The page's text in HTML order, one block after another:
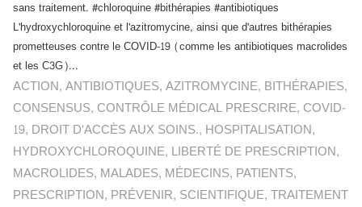
sans traitement. #chloroquine #bithérapies #antibiotiques
L'hydroxychloroquine et l'azitromycine, ainsi que d'autres bithérapies
prometteuses contre le COVID-19 (comme les antibiotiques macrolides
et les C3G)...
ACTION,ANTIBIOTIQUES,AZITROMYCINE, BITHÉRAPIES,
CONSENSUS, CONTRÔLE MÉDICAL PRESCRIRE, COVID-
19, DROIT D'ACCÈS AUX SOINS., HOSPITALISATION,
HYDROXYCHLOROQUINE, LIBERTÉ DE PRESCRIPTION,
MACROLIDES, MALADES, MÉDECINS, PATIENTS,
PRESCRIPTION, PRÉVENIR, SCIENTIFIQUE,TRAITEMENT